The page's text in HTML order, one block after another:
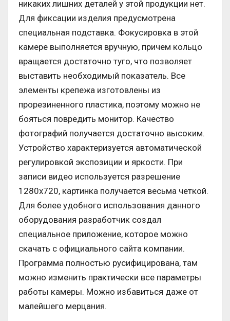
никаких лишних деталей у этой продукции нет.
Для фиксации изделия предусмотрена
специальная подставка. Фокусировка в этой
камере выполняется вручную, причем кольцо
вращается достаточно туго, что позволяет
выставить необходимый показатель. Все
элементы крепежа изготовлены из
прорезиненного пластика, поэтому можно не
бояться повредить монитор. Качество
фотографий получается достаточно высоким.
Устройство характеризуется автоматической
регулировкой экспозиции и яркости. При
записи видео используется разрешение
1280х720, картинка получается весьма четкой.
Для более удобного использования данного
оборудования разработчик создал
специальное приложение, которое можно
скачать с официального сайта компании.
Программа полностью русифицирована, там
можно изменить практически все параметры
работы камеры. Можно избавиться даже от
малейшего мерцания.